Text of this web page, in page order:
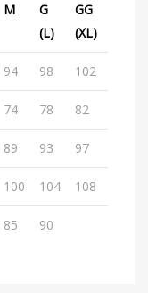
M
G
(L)
GG
(XL)
94 98 102
74 78 82
89 93 97
100 104 108
85 90